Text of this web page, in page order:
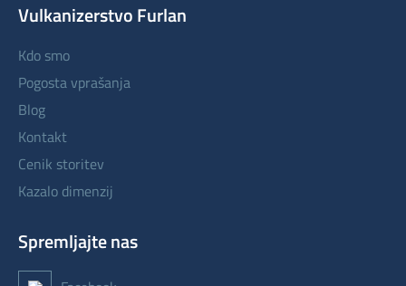
Vulkanizerstvo Furlan
kdo smo
pogosta vprašanja
blog
kontakt
cenik storitev
kazalo dimenzij
Spremljajte nas